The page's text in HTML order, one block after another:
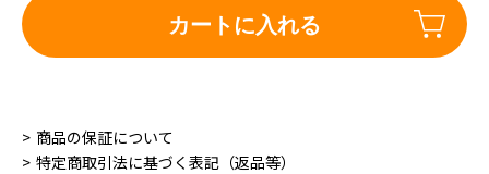
カートに入れる
商品の保証について
特定商取引法に基づく表記（返品等）